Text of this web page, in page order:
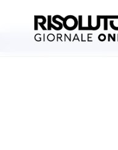
AGGIORNAMENTI
ai saccensi» Turisti